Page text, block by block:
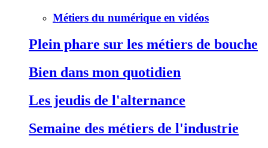
Métiers du numérique en vidéos
Plein phare sur les métiers de bouche
Bien dans mon quotidien
Les jeudis de l'alternance
Semaine des métiers de l'industrie